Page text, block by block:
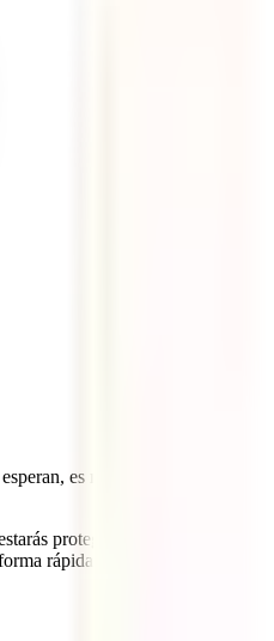
es muy normal que te
protegido en todo
rápida y sencilla.